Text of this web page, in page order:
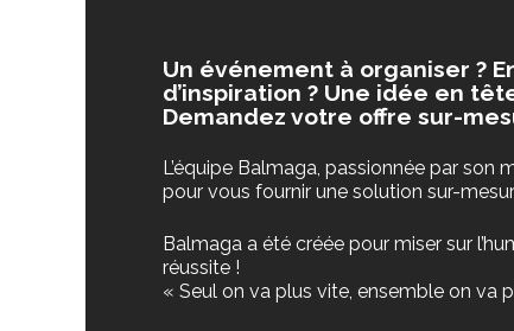
Un événement à organiser ?
d’inspiration ? Une idée en
Demandez votre offre sur-
L’équipe Balmaga, passionnée par son
pour vous fournir une solution sur-
Balmaga a été créée pour miser sur
réussite !
« Seul on va plus vite, ensemble on va